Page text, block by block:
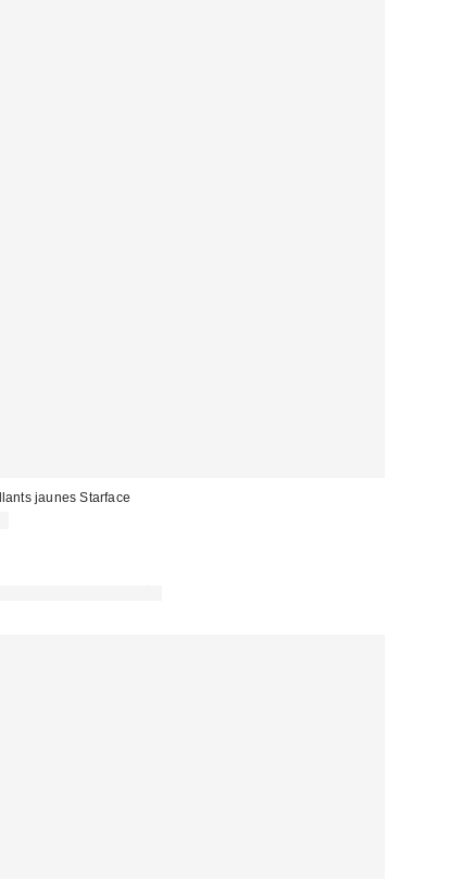
jaunes Starface